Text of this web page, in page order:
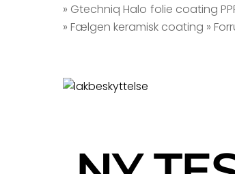
» Gtechniq Halo folie coating
» Fælgen keramisk coating »